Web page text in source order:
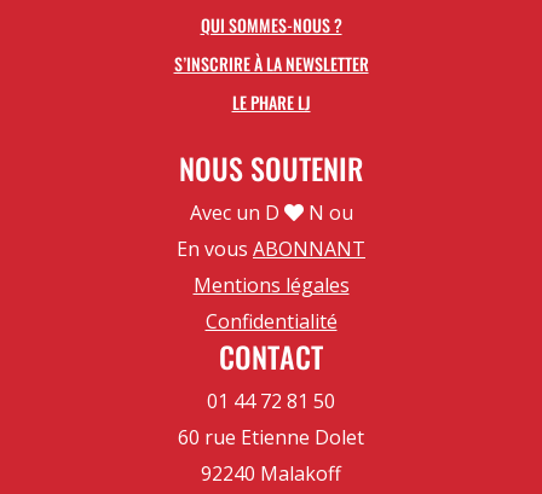
QUI SOMMES-NOUS ?
S’INSCRIRE À LA NEWSLETTER
LE PHARE LJ
NOUS SOUTENIR
Avec un D
N ou
En vous ABONNANT
Mentions légales
Confidentialité
CONTACT
01 44 72 81 50
60 rue Etienne Dolet
92240 Malakoff